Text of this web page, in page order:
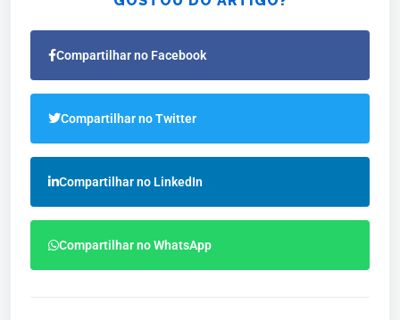
Compartilhar no Facebook
Compartilhar no Twitter
Compartilhar no LinkedIn
Compartilhar no WhatsApp